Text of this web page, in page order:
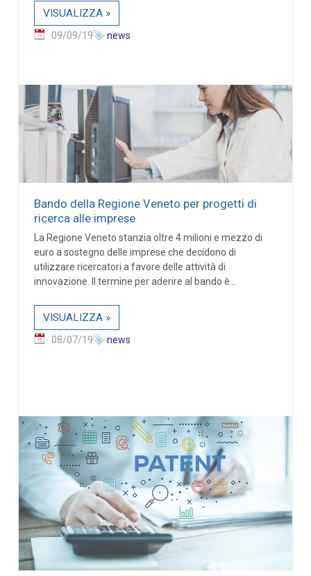
VISUALIZZA »
09/09/19 news
Bando della Regione Veneto per progetti di
ricerca alle imprese
La Regione Veneto stanzia oltre 4 milioni e mezzo di
euro a sostegno delle imprese che decidono di
utilizzare ricercatori a favore delle attività di
innovazione. Il termine per aderire al bando è...
VISUALIZZA »
08/07/19 news